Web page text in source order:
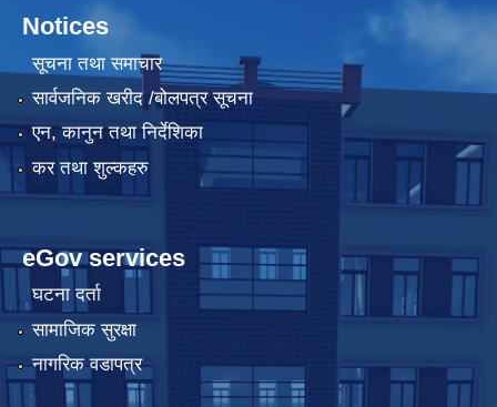
Notices
सूचना तथा समाचार
सार्वजनिक खरीद /बोलपत्र सूचना
एन, कानुन तथा निर्देशिका
कर तथा शुल्कहरु
eGov services
घटना दर्ता
सामाजिक सुरक्षा
नागरिक वडापत्र